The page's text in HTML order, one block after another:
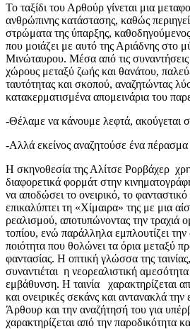
Το ταξίδι του Αρθούρ γίνεται μια
ανθρώπινης κατάστασης, καθώς
στρώματα της ύπαρξης,
που μοιάζει με αυτό της Αριάδνης στο
Μινώταυρου. Μέσα από τις συναντήσεις
χώρους μεταξύ ζωής και θανάτου,
ταυτότητας και σκοπού, αναζητώντας
κατακερματισμένα απομεινάρια του
-Θέλαμε να κάνουμε λεφτά, ακούγεται
-Αλλά εκείνος αναζητούσε ένα πέρασμα
Η σκηνοθεσία της Αλίτσε Ρορβάχερ
διαφορετικά φορμάτ στην
να αποδώσει το ονειρικό, το φανταστικό
επικαλύπτει τη «Χίμαιρα» της με μια
ρεαλισμού, αποτυπώνοντας την τραχιά
τοπίου, ενώ παράλληλα εμπλουτίζει
ποιότητα που θολώνει τα όρια μεταξύ
φαντασίας. Η οπτική γλώσσα της
συναντιέται η νεορεαλιστική
εμβάθυνση. Η ταινία χαρακτηρίζεται
και ονειρικές σεκάνς και αντανακλά
Άρθουρ και την αναζήτησή του για
χαρακτηρίζεται από την παροδικότητα